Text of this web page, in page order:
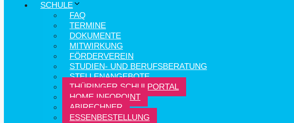
SCHULE
FAQ
TERMINE
DOKUMENTE
MITWIRKUNG
FÖRDERVEREIN
STUDIEN- UND BERUFSBERATUNG
STELLENANGEBOTE
THÜRINGER SCHULPORTAL
HOME.INFOPOINT
ABIRECHNER
ESSENBESTELLUNG